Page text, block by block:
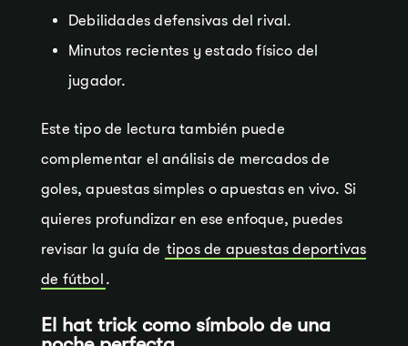
Debilidades defensivas del rival.
Minutos recientes y estado físico del
jugador.
Este tipo de lectura también puede
complementar el análisis de mercados de
goles, apuestas simples o apuestas en vivo. Si
quieres profundizar en ese enfoque, puedes
revisar la guía de tipos de apuestas deportivas
de fútbol .
El hat trick como símbolo de una